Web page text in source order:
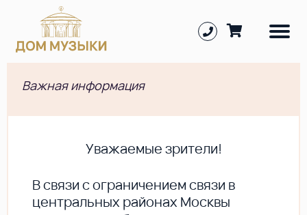
Важная информация
Уважаемые зрители!
В cвязи с ограничением связи в
центральных районах Москвы